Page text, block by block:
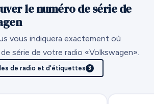
le numéro de série de
vous indiquera exactement où
série de votre radio «Volkswagen».
de radio et d'étiquettes 3